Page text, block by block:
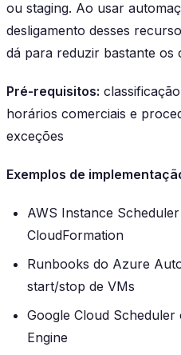
ou staging. Ao usar
desligamento desses
dá para reduzir bastante os
Pré-requisitos:
horários comerciais e
exceções
Exemplos de
AWS Instance
CloudFormation
Runbooks do Azure
start/stop de VMs
Google Cloud
Engine